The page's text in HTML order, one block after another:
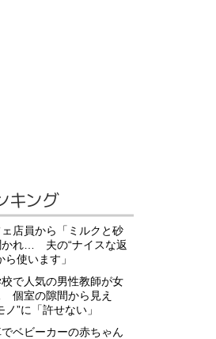
キング
ェ店員から「ミルクと砂
かれ… 夫の“ナイスな返
使います」
校で人気の男性教師が女
個室の隙間から見え
ノ”に「許せない」
でベビーカーの赤ちゃん